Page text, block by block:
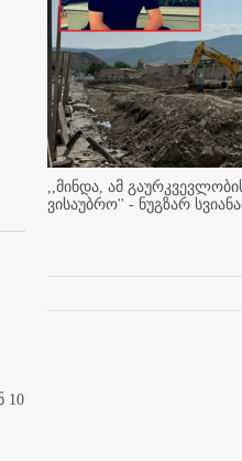
10
,,მინდა, ამ
ვისაუბრო'' - ნუგზარ